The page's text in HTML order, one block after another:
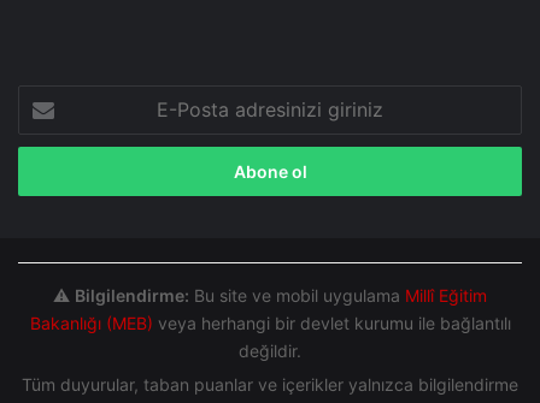
Posta
adresinizi
⚠️ Bilgilendirme: Bu site ve mobil uygulama Millî Eğitim
Bakanlığı (MEB) veya herhangi bir devlet kurumu ile bağlantılı
değildir.
Tüm duyurular, taban puanlar ve içerikler yalnızca bilgilendirme